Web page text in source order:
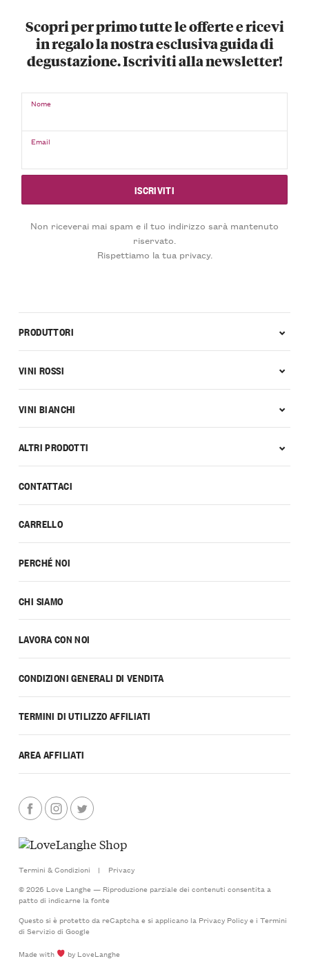
Scopri per primo tutte le offerte e ricevi
in regalo la nostra esclusiva guida di
degustazione. Iscriviti alla newsletter!
Nome
Email
Non riceverai mai spam e il tuo indirizzo sarà mantenuto
riservato.
Rispettiamo la tua privacy.
CONTATTACI
CARRELLO
PERCHÉ NOI
CHI SIAMO
LAVORA CON NOI
CONDIZIONI GENERALI DI VENDITA
TERMINI DI UTILIZZO AFFILIATI
AREA AFFILIATI
PRODUTTORI
VINI ROSSI
VINI BIANCHI
ALTRI PRODOTTI
Termini & Condizioni |
Privacy
© 2026 Love Langhe — Riproduzione parziale dei contenuti consentita a
patto di indicarne la fonte
Questo si è protetto da reCaptcha e si applicano la Privacy Policye i Termini
di Serviziodi Google
Made with
by LoveLanghe